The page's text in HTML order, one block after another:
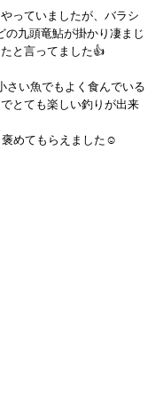
っていましたが、バラシ
の九頭竜鮎が掛かり凄まじ
と言ってました👍
さい魚でもよく食んでいる
とても楽しい釣りが出来
めてもらえました☺️